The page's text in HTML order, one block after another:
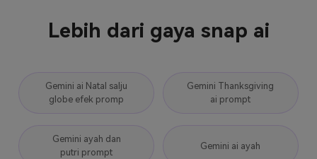
Lebih dari gaya snap ai
Gemini ai Natal salju
globe efek promp
Gemini Thanksgiving
ai prompt
Gemini ayah dan
putri prompt
Gemini ai ayah